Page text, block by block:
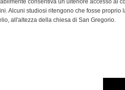
consentiva un ulteriore accesso al
Alcuni studiosi ritengono che fosse proprio
all'altezza della chiesa di San Gregorio.